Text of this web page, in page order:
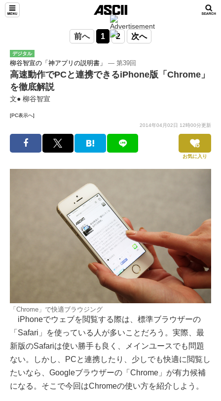
前へ 1 2 次へ
デジタル
柳谷智宣の「神アプリの説明書」 ― 第39回
高速動作でPCと連携できるiPhone版「Chrome」
を徹底解説
文● 柳谷智宣
[PC表示へ]
2014年04月02日 12時00分更新
お気に入り
「Chrome」で快適ブラウジング
iPhoneでウェブを閲覧する際は、標準ブラウザーの
「Safari」を使っている人が多いことだろう。実際、最
新版のSafariは使い勝手も良く、メインユースでも問題
ない。しかし、PCと連携したり、少しでも快適に閲覧し
たいなら、Googleブラウザーの「Chrome」が有力候補
になる。そこで今回はChromeの使い方を紹介しよう。